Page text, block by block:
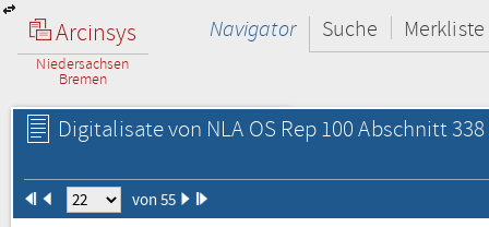
Arcinsys
Niedersachsen
Bremen
Navigator Suche Merkliste
Digitalisate von NLA OS Rep 100 Abschnitt 338
von 55